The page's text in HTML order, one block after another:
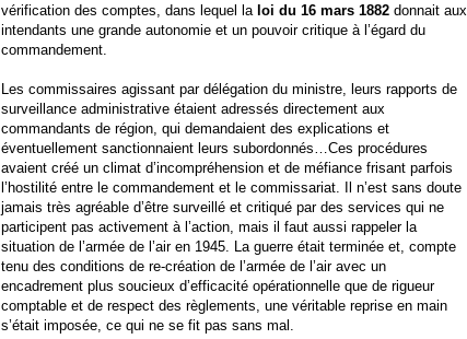
vérification des comptes, dans lequel la loi du 16 mars 1882 donnait aux
intendants une grande autonomie et un pouvoir critique à l’égard du
commandement.
Les commissaires agissant par délégation du ministre, leurs rapports de
surveillance administrative étaient adressés directement aux
commandants de région, qui demandaient des explications et
éventuellement sanctionnaient leurs subordonnés…Ces procédures
avaient créé un climat d’incompréhension et de méfiance frisant parfois
l’hostilité entre le commandement et le commissariat. Il n’est sans doute
jamais très agréable d’être surveillé et critiqué par des services qui ne
participent pas activement à l’action, mais il faut aussi rappeler la
situation de l’armée de l’air en 1945. La guerre était terminée et, compte
tenu des conditions de re-création de l’armée de l’air avec un
encadrement plus soucieux d’efficacité opérationnelle que de rigueur
comptable et de respect des règlements, une véritable reprise en main
s’était imposée, ce qui ne se fit pas sans mal.